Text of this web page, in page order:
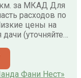
км. за МКАД Для
расходов по
цены на
(уточняйте…